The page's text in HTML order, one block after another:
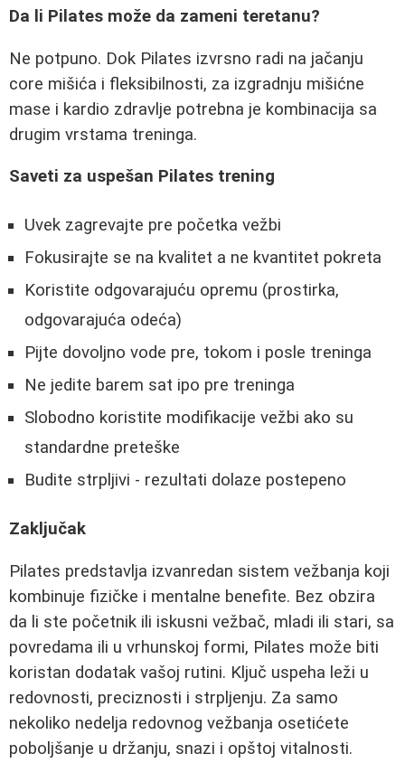
Da li Pilates može da zameni teretanu?
Ne potpuno. Dok Pilates izvrsno radi na jačanju
core mišića i fleksibilnosti, za izgradnju mišićne
mase i kardio zdravlje potrebna je kombinacija sa
drugim vrstama treninga.
Saveti za uspešan Pilates trening
Uvek zagrevajte pre početka vežbi
Fokusirajte se na kvalitet a ne kvantitet pokreta
Koristite odgovarajuću opremu (prostirka,
odgovarajuća odeća)
Pijte dovoljno vode pre, tokom i posle treninga
Ne jedite barem sat ipo pre treninga
Slobodno koristite modifikacije vežbi ako su
standardne preteške
Budite strpljivi - rezultati dolaze postepeno
Zaključak
Pilates predstavlja izvanredan sistem vežbanja koji
kombinuje fizičke i mentalne benefite. Bez obzira
da li ste početnik ili iskusni vežbač, mladi ili stari, sa
povredama ili u vrhunskoj formi, Pilates može biti
koristan dodatak vašoj rutini. Ključ uspeha leži u
redovnosti, preciznosti i strpljenju. Za samo
nekoliko nedelja redovnog vežbanja osetićete
poboljšanje u držanju, snazi i opštoj vitalnosti.